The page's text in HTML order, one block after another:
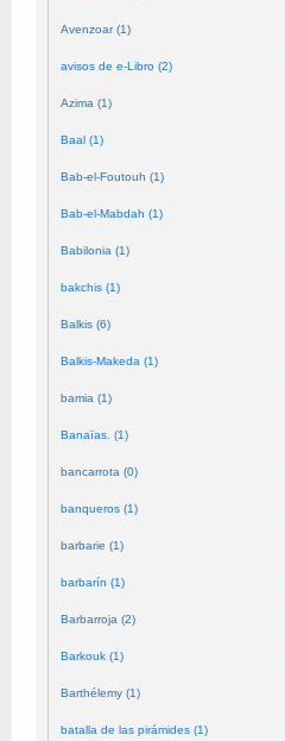
Avenzoar (1)
avisos de e-Libro (2)
Azima (1)
Baal (1)
Bab-el-Foutouh (1)
Bab-el-Mabdah (1)
Babilonia (1)
bakchis (1)
Balkis (6)
Balkis-Makeda (1)
bamia (1)
Banaïas. (1)
bancarrota (0)
banqueros (1)
barbarie (1)
barbarín (1)
Barbarroja (2)
Barkouk (1)
Barthélemy (1)
batalla de las pirámides (1)